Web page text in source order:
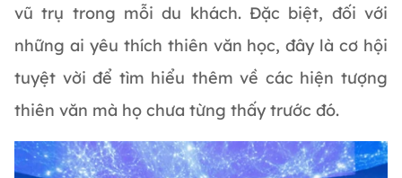
vũ trụ trong mỗi du khách. Đặc biệt, đối với
những ai yêu thích thiên văn học, đây là cơ hội
tuyệt vời để tìm hiểu thêm về các hiện tượng
thiên văn mà họ chưa từng thấy trước đó.